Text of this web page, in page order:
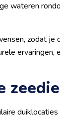
wateren
zodat